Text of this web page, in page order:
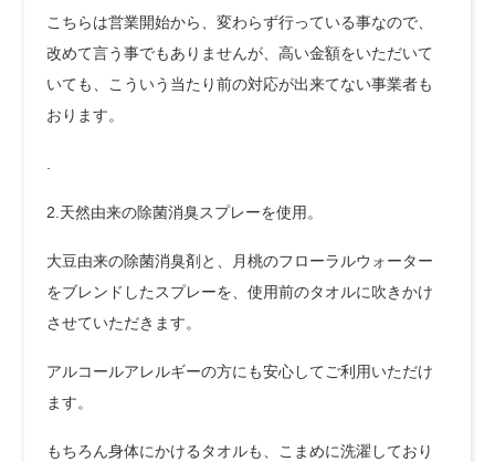
こちらは営業開始から、変わらず行っている事なので、
改めて言う事でもありませんが、高い金額をいただいて
いても、こういう当たり前の対応が出来てない事業者も
おります。
2.天然由来の除菌消臭スプレーを使用。
大豆由来の除菌消臭剤と、月桃のフローラルウォーター
をブレンドしたスプレーを、使用前のタオルに吹きかけ
させていただきます。
アルコールアレルギーの方にも安心してご利用いただけ
ます。
もちろん身体にかけるタオルも、こまめに洗濯しており